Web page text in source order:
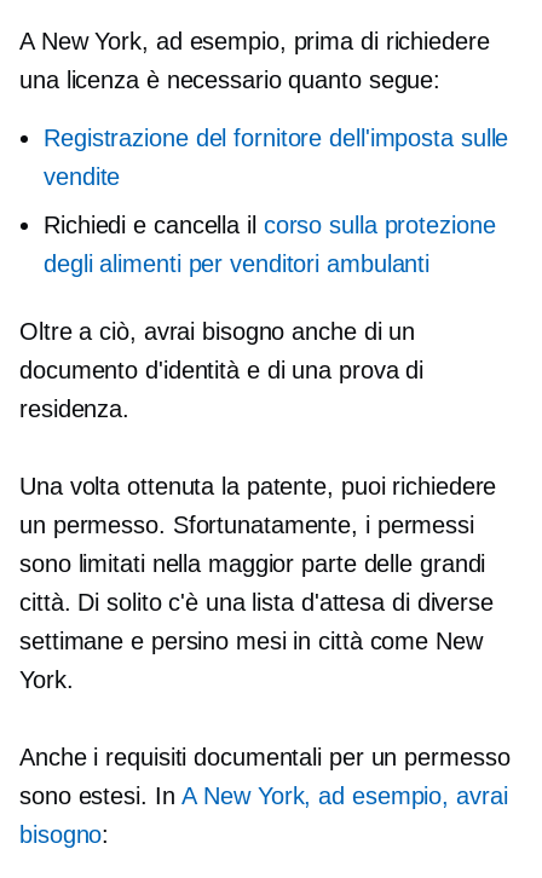
A New York, ad esempio, prima di richiedere
una licenza è necessario quanto segue:
Registrazione del fornitore dell'imposta sulle
vendite
Richiedi e cancella il corso sulla protezione
degli alimenti per venditori ambulanti
Oltre a ciò, avrai bisogno anche di un
documento d'identità e di una prova di
residenza.
Una volta ottenuta la patente, puoi richiedere
un permesso. Sfortunatamente, i permessi
sono limitati nella maggior parte delle grandi
città. Di solito c'è una lista d'attesa di diverse
settimane e persino mesi in città come New
York.
Anche i requisiti documentali per un permesso
sono estesi. InA New York, ad esempio, avrai
bisogno: